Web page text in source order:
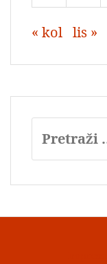
« kol lis »